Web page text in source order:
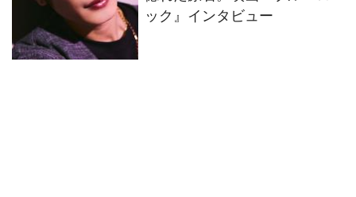
ック』インタビュー